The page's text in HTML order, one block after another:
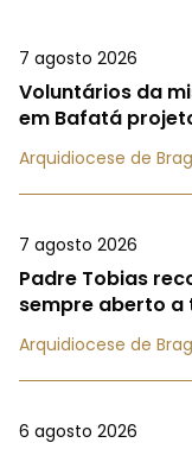
7 agosto 2026
Voluntários da
em Bafatá
Arquidiocese de
7 agosto 2026
Padre Tobias
sempre aberto a
Arquidiocese de
6 agosto 2026